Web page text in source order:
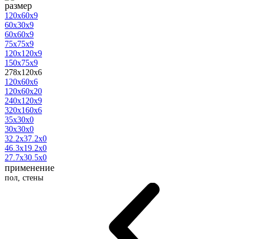
размер
120x60x9
60x30x9
60x60x9
75x75x9
120x120x9
150x75x9
278x120x6
120x60x6
120x60x20
240x120x9
320x160x6
35x30x0
30x30x0
32.2x37.2x0
46.3x19.2x0
27.7x30.5x0
применение
пол, стены